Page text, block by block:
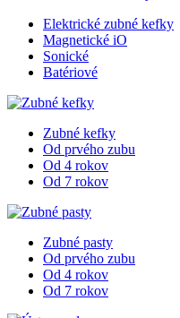
Elektrické zubné kefky
Magnetické iO
Sonické
Batériové
Zubné kefky
Od prvého zubu
Od 4 rokov
Od 7 rokov
Zubné pasty
Od prvého zubu
Od 4 rokov
Od 7 rokov